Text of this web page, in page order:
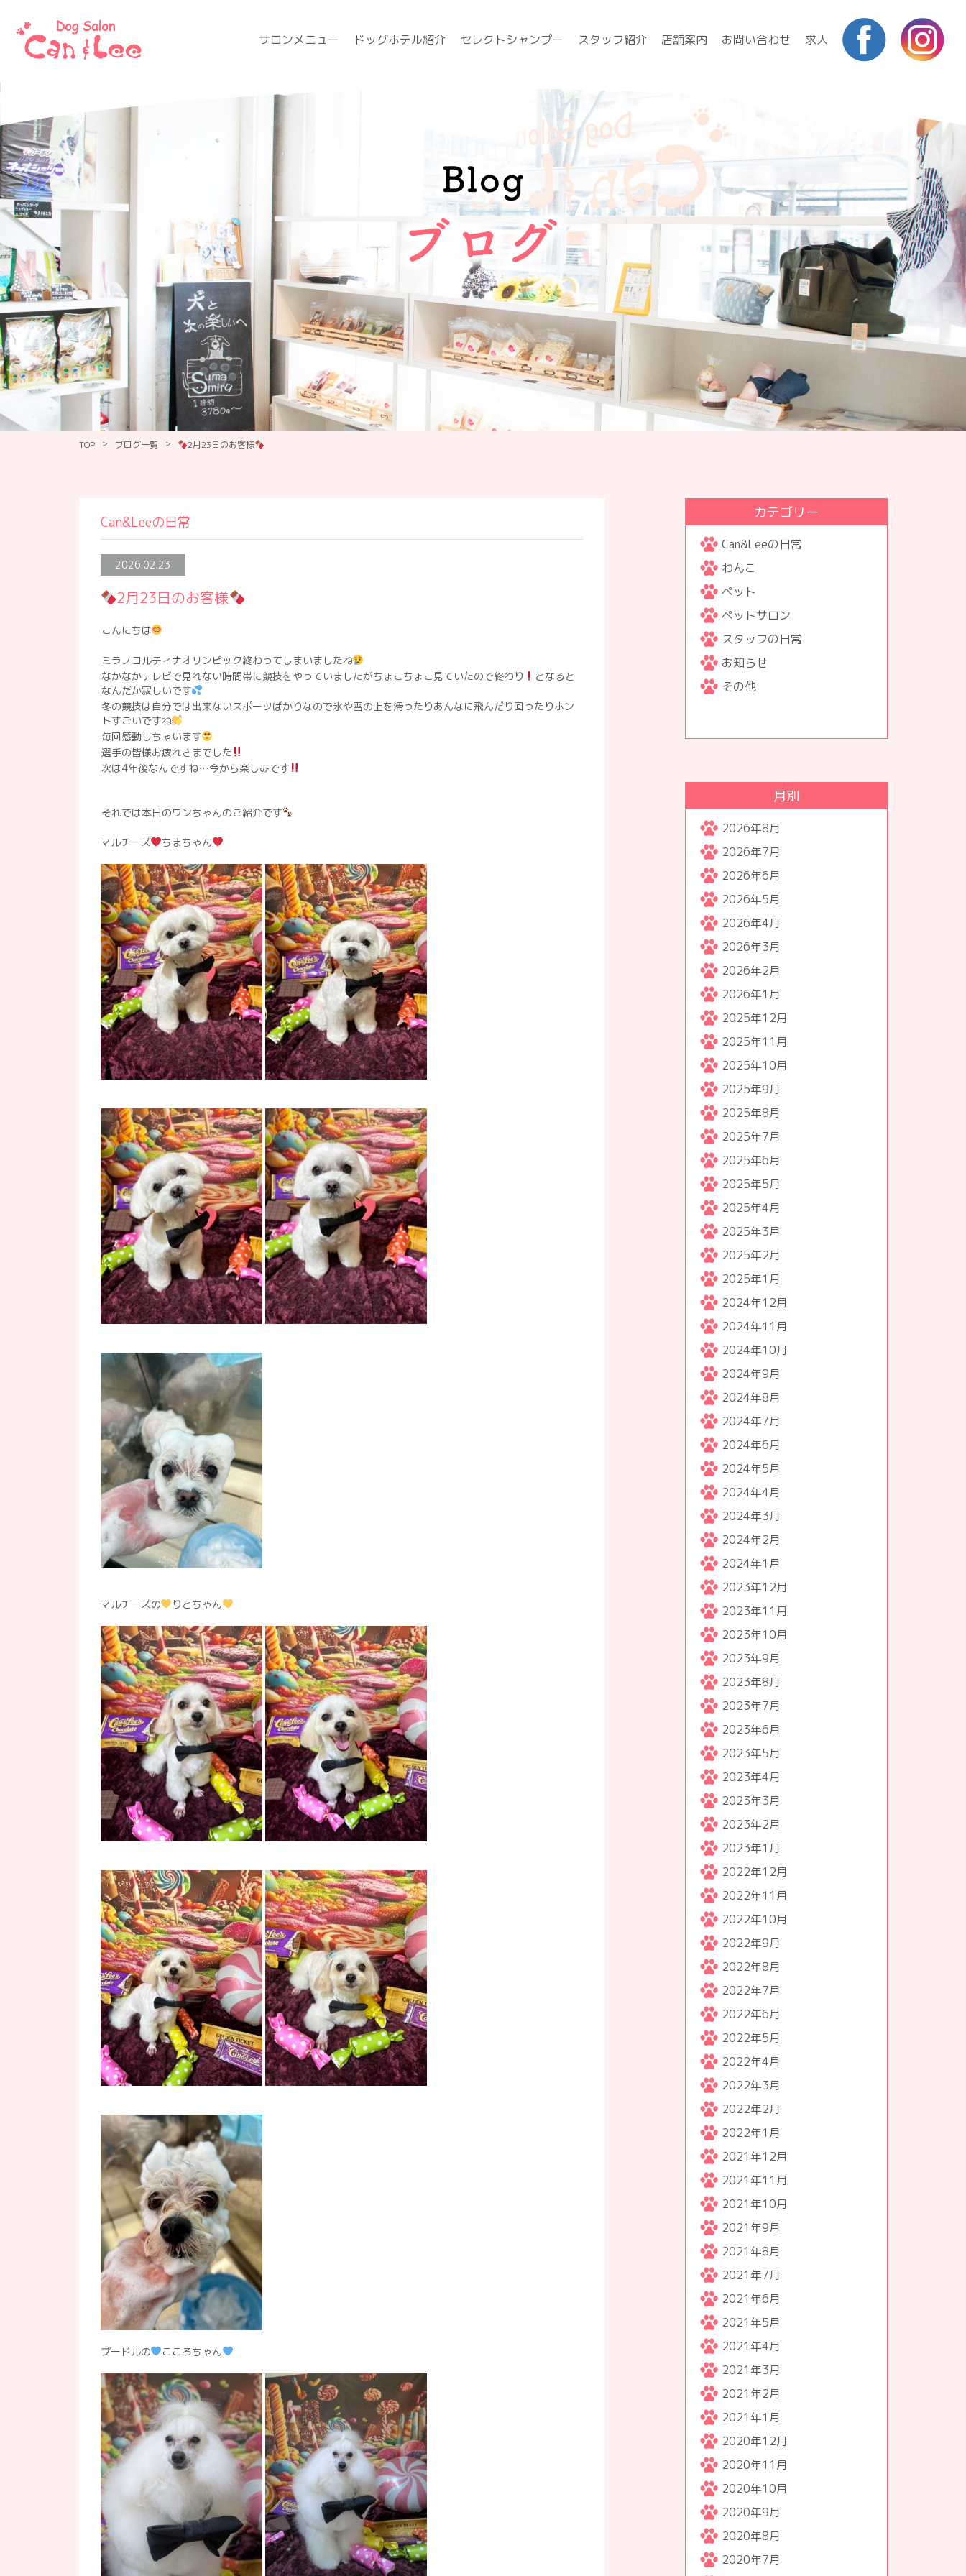
サロンメニュー ドッグホテル紹介 セレクトシャンプー スタッフ紹介 店舗案内 お問い合わせ 求人
TOP > ブログ一覧 > 2月23日のお客様
Can&Leeの日常
2026.02.23
2月23日のお客様
こんにちは
ミラノコルティナオリンピック終わってしまいましたね
なかなかテレビで見れない時間帯に競技をやっていましたがちょこちょこ見ていたので終わり
となると
なんだか寂しいです
冬の競技は自分では出来ないスポーツばかりなので氷や雪の上を滑ったりあんなに飛んだり回ったりホン
トすごいですね
毎回感動しちゃいます
選手の皆様お疲れさまでした
次は4年後なんですね…今から楽しみです
それでは本日のワンちゃんのご紹介です
マルチーズ ちまちゃん
マルチーズの りとちゃん
プードルの こころちゃん
カテゴリー
Can&Leeの日常
わんこ
ペット
ペットサロン
スタッフの日常
お知らせ
その他
月別
2026年8月
2026年7月
2026年6月
2026年5月
2026年4月
2026年3月
2026年2月
2026年1月
2025年12月
2025年11月
2025年10月
2025年9月
2025年8月
2025年7月
2025年6月
2025年5月
2025年4月
2025年3月
2025年2月
2025年1月
2024年12月
2024年11月
2024年10月
2024年9月
2024年8月
2024年7月
2024年6月
2024年5月
2024年4月
2024年3月
2024年2月
2024年1月
2023年12月
2023年11月
2023年10月
2023年9月
2023年8月
2023年7月
2023年6月
2023年5月
2023年4月
2023年3月
2023年2月
2023年1月
2022年12月
2022年11月
2022年10月
2022年9月
2022年8月
2022年7月
2022年6月
2022年5月
2022年4月
2022年3月
2022年2月
2022年1月
2021年12月
2021年11月
2021年10月
2021年9月
2021年8月
2021年7月
2021年6月
2021年5月
2021年4月
2021年3月
2021年2月
2021年1月
2020年12月
2020年11月
2020年10月
2020年9月
2020年8月
2020年7月